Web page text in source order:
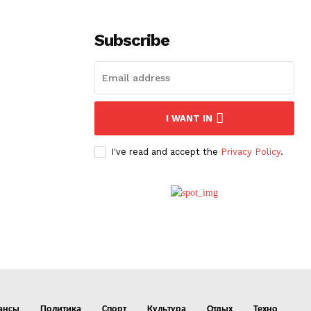
Subscribe
I WANT IN
I've read and accept the Privacy Policy.